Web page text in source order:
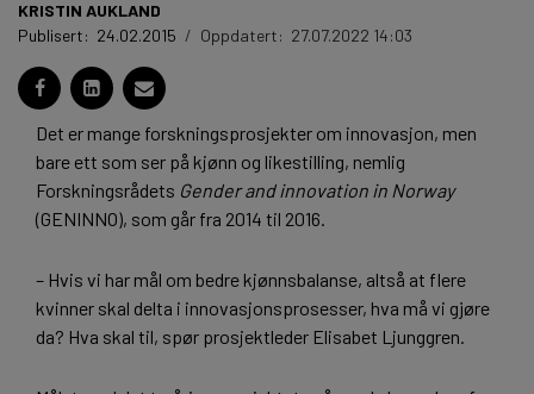
KRISTIN AUKLAND
Publisert: 24.02.2015 / Oppdatert: 27.07.2022 14:03
Det er mange forskningsprosjekter om innovasjon, men
bare ett som ser på kjønn og likestilling, nemlig
Forskningsrådets Gender and innovation in Norway
(GENINNO), som går fra 2014 til 2016.
– Hvis vi har mål om bedre kjønnsbalanse, altså at flere
kvinner skal delta i innovasjonsprosesser, hva må vi gjøre
da? Hva skal til, spør prosjektleder Elisabet Ljunggren.